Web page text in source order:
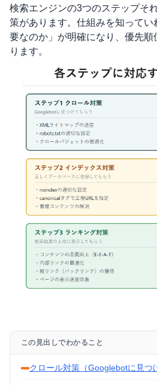
検索エンジンの3つのステップそ
策があります。仕組みを知って
要なのか」が明確になり、優先
ります。
この見出しでわかること
クロール対策（Googlebotに見つ